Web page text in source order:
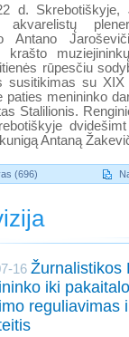
d. Skrebotiškyje,
akvarelistų
Antano
krašto
rūpesčiu
susitikimas su
paties menininko
Stalilionis.
Antaną
(696)
16 Žurnalistikos
iki
reguliavimas